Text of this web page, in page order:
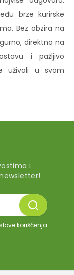
brze kurirske
Bez obzira na
direktno na
i pažljivo
uživali u svom
i
korišćenja